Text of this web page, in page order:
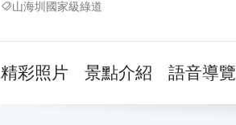
山海圳國家級綠道
精彩照片 景點介紹 語音導覽